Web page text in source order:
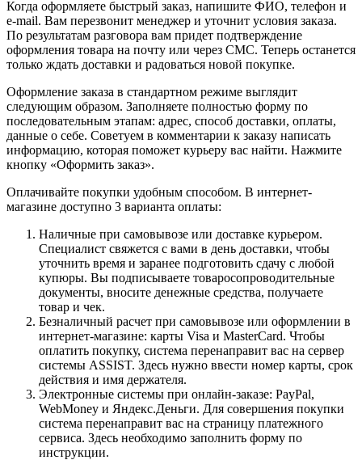
Когда оформляете быстрый заказ, напишите ФИО, телефон и
e-mail. Вам перезвонит менеджер и уточнит условия заказа.
По результатам разговора вам придет подтверждение
оформления товара на почту или через СМС. Теперь останется
только ждать доставки и радоваться новой покупке.
Оформление заказа в стандартном режиме выглядит
следующим образом. Заполняете полностью форму по
последовательным этапам: адрес, способ доставки, оплаты,
данные о себе. Советуем в комментарии к заказу написать
информацию, которая поможет курьеру вас найти. Нажмите
кнопку «Оформить заказ».
Оплачивайте покупки удобным способом. В интернет-
магазине доступно 3 варианта оплаты:
Наличные при самовывозе или доставке курьером.
Специалист свяжется с вами в день доставки, чтобы
уточнить время и заранее подготовить сдачу с любой
купюры. Вы подписываете товаросопроводительные
документы, вносите денежные средства, получаете
товар и чек.
Безналичный расчет при самовывозе или оформлении в
интернет-магазине: карты Visa и MasterCard. Чтобы
оплатить покупку, система перенаправит вас на сервер
системы ASSIST. Здесь нужно ввести номер карты, срок
действия и имя держателя.
Электронные системы при онлайн-заказе: PayPal,
WebMoney и Яндекс.Деньги. Для совершения покупки
система перенаправит вас на страницу платежного
сервиса. Здесь необходимо заполнить форму по
инструкции.